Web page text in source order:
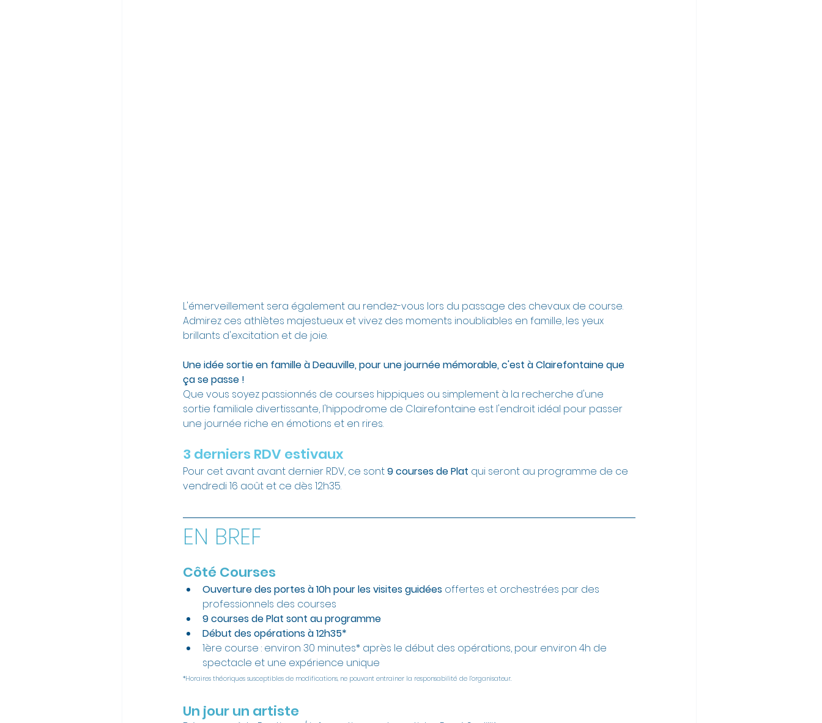
L'émerveillement sera également au rendez-vous lors du passage des chevaux de course.
Admirez ces athlètes majestueux et vivez des moments inoubliables en famille, les yeux
brillants d'excitation et de joie.
Une idée sortie en famille à Deauville, pour une journée mémorable, c'est à Clairefontaine que
ça se passe !
Que vous soyez passionnés de courses hippiques ou simplement à la recherche d'une
sortie familiale divertissante, l'hippodrome de Clairefontaine est l'endroit idéal pour passer
une journée riche en émotions et en rires.
3 derniers RDV estivaux
Pour cet avant avant dernier RDV, ce sont 9 courses de Plat qui seront au programme de ce
vendredi 16 août et ce dès 12h35.
EN BREF
Côté Courses
Ouverture des portes à 10h pour les visites guidées offertes et orchestrées par des
professionnels des courses
9 courses de Plat sont au programme
Début des opérations à 12h35*
1ère course : environ 30 minutes* après le début des opérations, pour environ 4h de
spectacle et une expérience unique
*Horaires théoriques susceptibles de modifications, ne pouvant entrainer la responsabilité de l’organisateur.
Un jour un artiste